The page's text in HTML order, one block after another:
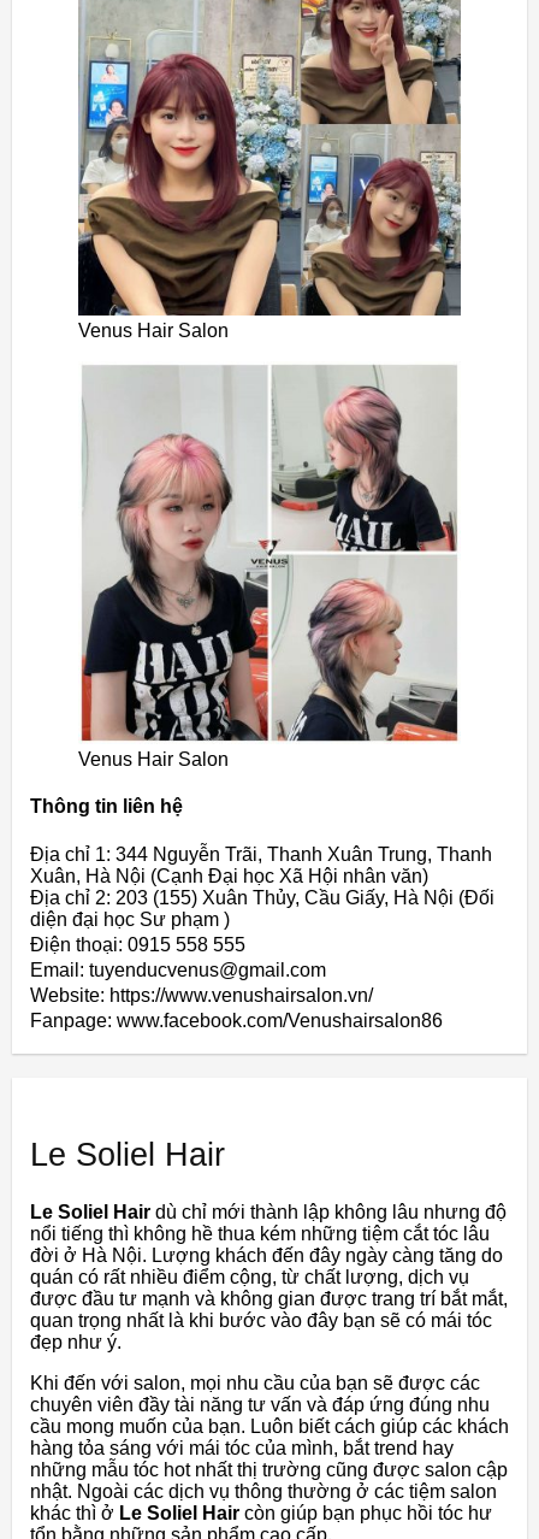
Venus Hair Salon
Venus Hair Salon
Thông tin liên hệ
Địa chỉ 1: 344 Nguyễn Trãi, Thanh Xuân Trung, Thanh
Xuân, Hà Nội (Cạnh Đại học Xã Hội nhân văn)
Địa chỉ 2: 203 (155) Xuân Thủy, Cầu Giấy, Hà Nội (Đối
diện đại học Sư phạm )
Điện thoại: 0915 558 555
Email: tuyenducvenus@gmail.com
Website: https://www.venushairsalon.vn/
Fanpage: www.facebook.com/Venushairsalon86
Le Soliel Hair
Le Soliel Hair dù chỉ mới thành lập không lâu nhưng độ
nổi tiếng thì không hề thua kém những tiệm cắt tóc lâu
đời ở Hà Nội. Lượng khách đến đây ngày càng tăng do
quán có rất nhiều điểm cộng, từ chất lượng, dịch vụ
được đầu tư mạnh và không gian được trang trí bắt mắt,
quan trọng nhất là khi bước vào đây bạn sẽ có mái tóc
đẹp như ý.
Khi đến với salon, mọi nhu cầu của bạn sẽ được các
chuyên viên đầy tài năng tư vấn và đáp ứng đúng nhu
cầu mong muốn của bạn. Luôn biết cách giúp các khách
hàng tỏa sáng với mái tóc của mình, bắt trend hay
những mẫu tóc hot nhất thị trường cũng được salon cập
nhật. Ngoài các dịch vụ thông thường ở các tiệm salon
khác thì ở Le Soliel Hair còn giúp bạn phục hồi tóc hư
tổn bằng những sản phẩm cao cấp.